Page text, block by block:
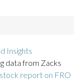
Insights
data from Zacks
report on FRO